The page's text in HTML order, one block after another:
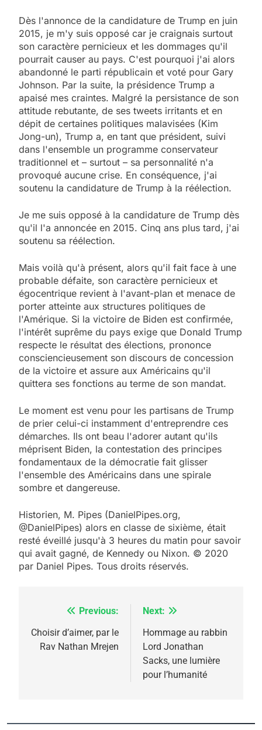
Dès l'annonce de la candidature de Trump en juin
2015, je m'y suis opposé car je craignais surtout
son caractère pernicieux et les dommages qu'il
pourrait causer au pays. C'est pourquoi j'ai alors
abandonné le parti républicain et voté pour Gary
Johnson. Par la suite, la présidence Trump a
apaisé mes craintes. Malgré la persistance de son
attitude rebutante, de ses tweets irritants et en
dépit de certaines politiques malavisées (Kim
Jong-un), Trump a, en tant que président, suivi
dans l'ensemble un programme conservateur
traditionnel et – surtout – sa personnalité n'a
provoqué aucune crise. En conséquence, j'ai
soutenu la candidature de Trump à la réélection.
Je me suis opposé à la candidature de Trump dès
qu'il l'a annoncée en 2015. Cinq ans plus tard, j'ai
soutenu sa réélection.
Mais voilà qu'à présent, alors qu'il fait face à une
probable défaite, son caractère pernicieux et
égocentrique revient à l'avant-plan et menace de
porter atteinte aux structures politiques de
l'Amérique. Si la victoire de Biden est confirmée,
l'intérêt suprême du pays exige que Donald Trump
respecte le résultat des élections, prononce
consciencieusement son discours de concession
de la victoire et assure aux Américains qu'il
quittera ses fonctions au terme de son mandat.
Le moment est venu pour les partisans de Trump
de prier celui-ci instamment d'entreprendre ces
démarches. Ils ont beau l'adorer autant qu'ils
méprisent Biden, la contestation des principes
fondamentaux de la démocratie fait glisser
l'ensemble des Américains dans une spirale
sombre et dangereuse.
Historien, M. Pipes (DanielPipes.org,
@DanielPipes) alors en classe de sixième, était
resté éveillé jusqu'à 3 heures du matin pour savoir
qui avait gagné, de Kennedy ou Nixon. © 2020
par Daniel Pipes. Tous droits réservés.
Navigation
de
Previous:
Choisir d’aimer, par le
Rav Nathan Mrejen
Next:
Hommage au rabbin
Lord Jonathan
Sacks, une lumière
pour l’humanité
2025, l’année la plus